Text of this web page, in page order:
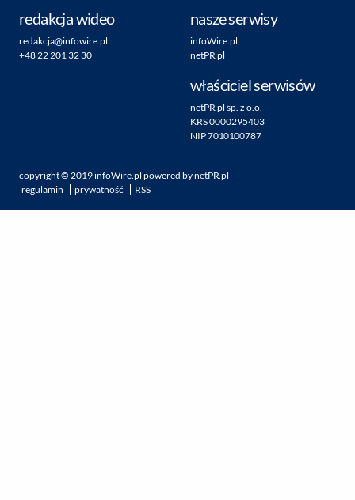
redakcja wideo
redakcja@infowire.pl
+48 22 201 32 30
nasze serwisy
infoWire.pl
netPR.pl
właściciel serwisów
netPR.pl sp. z o.o.
KRS 0000295403
NIP 7010100787
copyright ©2019infoWire.pl powered bynetPR.pl
regulamin
prywatność RSS